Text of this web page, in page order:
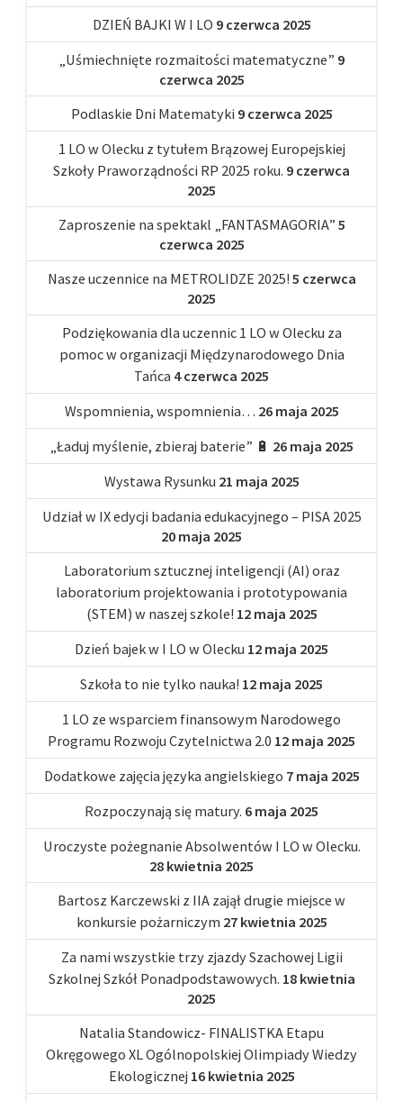
DZIEŃ BAJKI W I LO 9 czerwca 2025
„Uśmiechnięte rozmaitości matematyczne” 9
czerwca 2025
Podlaskie Dni Matematyki 9 czerwca 2025
1 LO w Olecku z tytułem Brązowej Europejskiej
Szkoły Praworządności RP 2025 roku. 9 czerwca
2025
Zaproszenie na spektakl „FANTASMAGORIA” 5
czerwca 2025
Nasze uczennice na METROLIDZE 2025! 5 czerwca
2025
Podziękowania dla uczennic 1 LO w Olecku za
pomoc w organizacji Międzynarodowego Dnia
Tańca 4 czerwca 2025
Wspomnienia, wspomnienia… 26 maja 2025
„Ładuj myślenie, zbieraj baterie” 🔋 26 maja 2025
Wystawa Rysunku 21 maja 2025
Udział w IX edycji badania edukacyjnego – PISA 2025
20 maja 2025
Laboratorium sztucznej inteligencji (AI) oraz
laboratorium projektowania i prototypowania
(STEM) w naszej szkole! 12 maja 2025
Dzień bajek w I LO w Olecku 12 maja 2025
Szkoła to nie tylko nauka! 12 maja 2025
1 LO ze wsparciem finansowym Narodowego
Programu Rozwoju Czytelnictwa 2.0 12 maja 2025
Dodatkowe zajęcia języka angielskiego 7 maja 2025
Rozpoczynają się matury. 6 maja 2025
Uroczyste pożegnanie Absolwentów I LO w Olecku.
28 kwietnia 2025
Bartosz Karczewski z IIA zajął drugie miejsce w
konkursie pożarniczym 27 kwietnia 2025
Za nami wszystkie trzy zjazdy Szachowej Ligii
Szkolnej Szkół Ponadpodstawowych. 18 kwietnia
2025
Natalia Standowicz- FINALISTKA Etapu
Okręgowego XL Ogólnopolskiej Olimpiady Wiedzy
Ekologicznej 16 kwietnia 2025